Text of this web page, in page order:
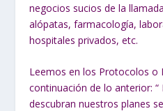
negocios sucios de la
alópatas, farmacología,
hospitales privados, etc.
Leemos en los Protocolos o
continuación de lo anterior:
descubran nuestros planes